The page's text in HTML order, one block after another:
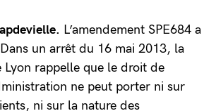
L’amendement SPE684 a
un arrêt du 16 mai 2013, la
Lyon rappelle que le droit de
ne peut porter ni sur
ni sur la nature des